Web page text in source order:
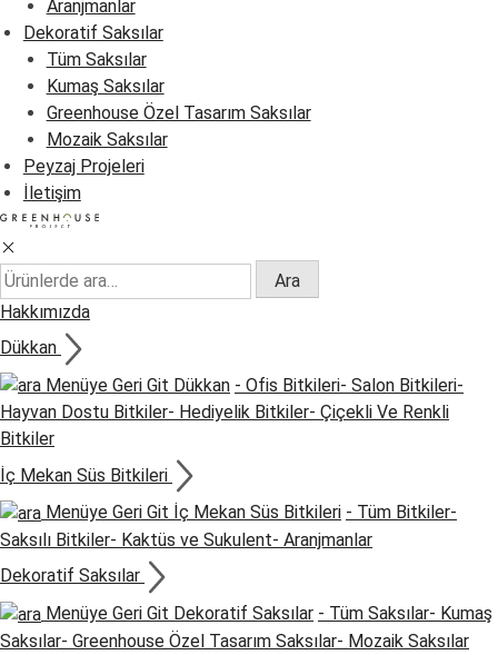
Aranjmanlar
Dekoratif Saksılar
Tüm Saksılar
Kumaş Saksılar
Greenhouse Özel Tasarım Saksılar
Mozaik Saksılar
Peyzaj Projeleri
İletişim
Ara:
Ara
Hakkımızda
Dükkan
Menüye Geri Git Dükkan - Ofis Bitkileri- Salon Bitkileri-
Hayvan Dostu Bitkiler- Hediyelik Bitkiler- Çiçekli Ve Renkli
Bitkiler
İç Mekan Süs Bitkileri
Menüye Geri Git İç Mekan Süs Bitkileri - Tüm Bitkiler-
Saksılı Bitkiler- Kaktüs ve Sukulent- Aranjmanlar
Dekoratif Saksılar
Menüye Geri Git Dekoratif Saksılar - Tüm Saksılar- Kumaş
Saksılar- Greenhouse Özel Tasarım Saksılar- Mozaik Saksılar